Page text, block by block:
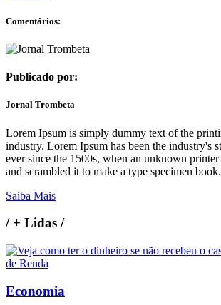
Comentários:
Publicado por:
Jornal Trombeta
Lorem Ipsum is simply dummy text of the
industry. Lorem Ipsum has been the industry's
ever since the 1500s, when an unknown
and scrambled it to make a type specimen book.
Saiba Mais
/+ Lidas /
Economia